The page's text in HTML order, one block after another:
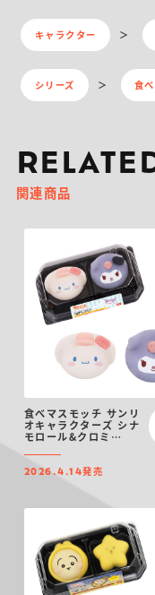
キャラクター
シリーズ 食
関連商品
食べマスモッチ サンリ
オキャラクターズ シナ
モロール&クロミ
2026.4.14発売